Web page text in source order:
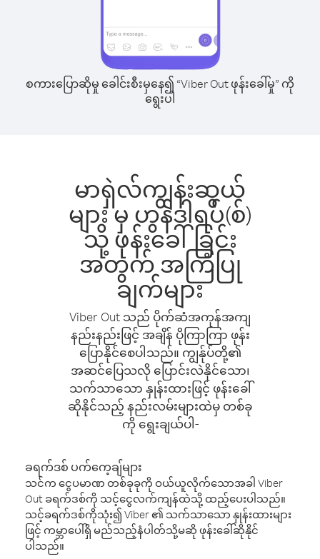
စကားပြောဆိုမှု ခေါင်းစီးမှနေ၍ “Viber Out ဖုန်းခေါ်မှု” ကို
ရွေးပါ
မာရှဲလ်ကျွန်းဆွယ်
များ မှ ဟွန်ဒါရပ်(စ်)
သို့ ဖုန်းခေါ်ခြင်း
အတွက် အကြံပြု
ချက်များ
Viber Out သည် ပိုက်ဆံအကုန်အကျ
နည်းနည်းဖြင့် အချိန် ပိုကြာကြာ ဖုန်း
ပြောနိုင်စေပါသည်။ ကျွန်ုပ်တို့၏
အဆင်ပြေသလို ပြောင်းလဲနိုင်သော၊
သက်သာသော နှုန်းထားဖြင့် ဖုန်းခေါ်
ဆိုနိုင်သည့် နည်းလမ်းများထဲမှ တစ်ခု
ကို ရွေးချယ်ပါ-
ခရက်ဒစ် ပက်ကေ့ချ်များ
သင်က ငွေပမာဏ တစ်ခုခုကို ဝယ်ယူလိုက်သောအခါ Viber
Out ခရက်ဒစ်ကို သင့်ငွေလက်ကျန်ထဲသို့ ထည့်ပေးပါသည်။
သင့်ခရက်ဒစ်ကိုသုံး၍ Viber ၏ သက်သာသော နှုန်းထားများ
ဖြင့် ကမ္ဘာပေါ်ရှိ မည်သည့်နံပါတ်သို့မဆို ဖုန်းခေါ်ဆိုနိုင်
ပါသည်။